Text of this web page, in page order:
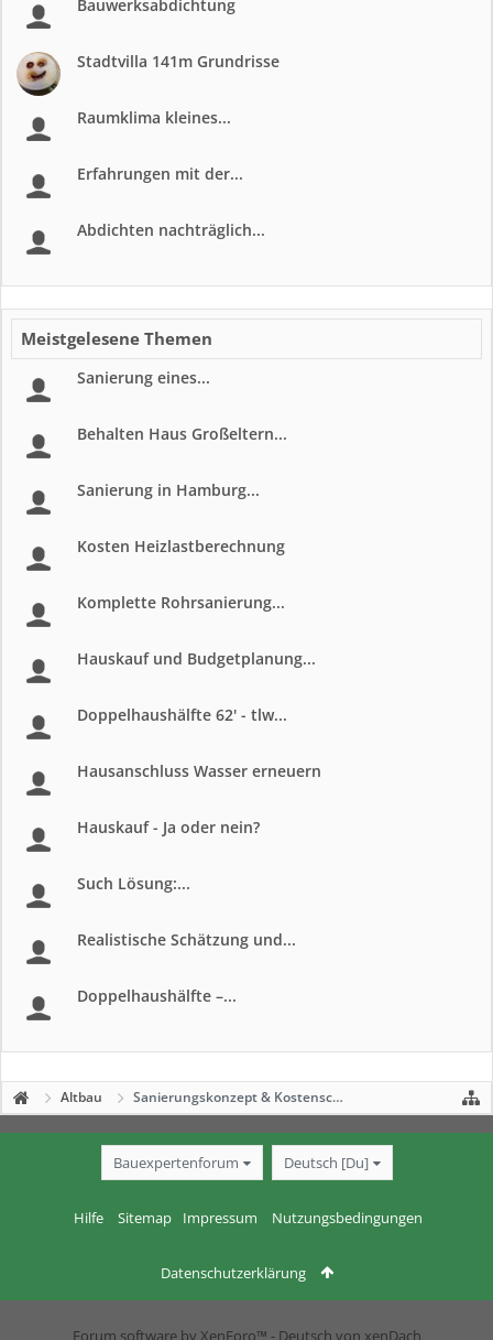
Bauwerksabdichtung
Stadtvilla 141m Grundrisse
Raumklima kleines...
Erfahrungen mit der...
Abdichten nachträglich...
Meistgelesene Themen
Sanierung eines...
Behalten Haus Großeltern...
Sanierung in Hamburg...
Kosten Heizlastberechnung
Komplette Rohrsanierung...
Hauskauf und Budgetplanung...
Doppelhaushälfte 62' - tlw...
Hausanschluss Wasser erneuern
Hauskauf - Ja oder nein?
Such Lösung:...
Realistische Schätzung und...
Doppelhaushälfte –...
Altbau Sanierungskonzept & Kostenschätzung
Bauexpertenforum Deutsch [Du]
Hilfe Sitemap Impressum Nutzungsbedingungen
Datenschutzerklärung
Forum software by XenForo™ - Deutsch von xenDach